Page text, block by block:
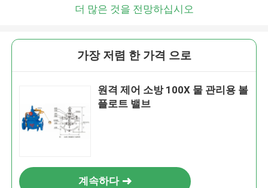
더 많은 것을 전망하십시오
가장 저렴 한 가격 으로
원격 제어 소방 100X 물 관리용 볼
플로트 밸브
계속하다